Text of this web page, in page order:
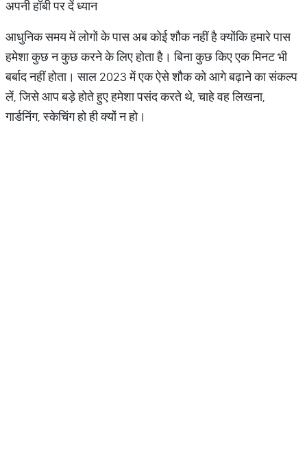
अपनी हॉबी पर दें ध्यान
आधुनिक समय में लोगों के पास अब कोई शौक नहीं है क्योंकि हमारे पास
हमेशा कुछ न कुछ करने के लिए होता है। बिना कुछ किए एक मिनट भी
बर्बाद नहीं होता। साल 2023 में एक ऐसे शौक को आगे बढ़ाने का संकल्प
लें, जिसे आप बड़े होते हुए हमेशा पसंद करते थे, चाहे वह लिखना,
गार्डनिंग, स्केचिंग हो ही क्यों न हो।